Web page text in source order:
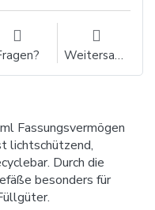
Weitersagen
Fassungsvermögen
lichtschützend,
Durch die
besonders für